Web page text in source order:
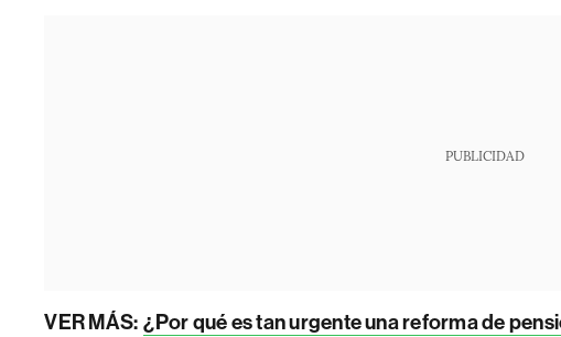
PUBLICIDAD
VER MÁS: ¿Por qué es tan urgente una reforma de